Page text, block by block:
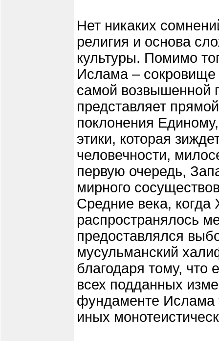
Нет никаких
религия и основа
культуры. Помимо
Ислама – сокровище
самой возвышенной
представляет
поклонения
этики, которая
человечности,
первую очередь,
мирного
Средние века, когда
распространялось
предоставлялся
мусульманский
благодаря тому, что
всех подданных
фундаменте Ислама
иных